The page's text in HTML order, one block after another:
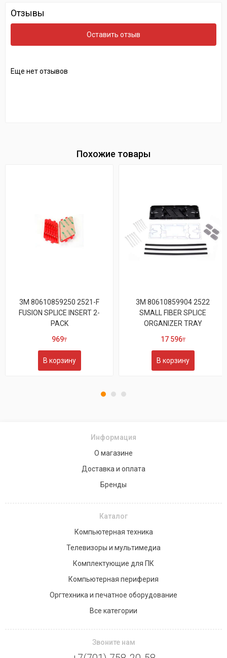
Отзывы
Оставить отзыв
Еще нет отзывов
Похожие товары
3M 80610859250 2521-F
FUSION SPLICE INSERT 2-
PACK
969₸
В корзину
3M 80610859904 2522
SMALL FIBER SPLICE
ORGANIZER TRAY
17 596₸
В корзину
Информация
О магазине
Доставка и оплата
Бренды
Каталог
Компьютерная техника
Телевизоры и мультимедиа
Комплектующие для ПК
Компьютерная периферия
Оргтехника и печатное оборудование
Все категории
Звоните нам